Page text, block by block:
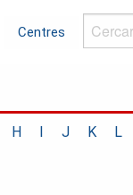
Centres
Cercar
H I J K L